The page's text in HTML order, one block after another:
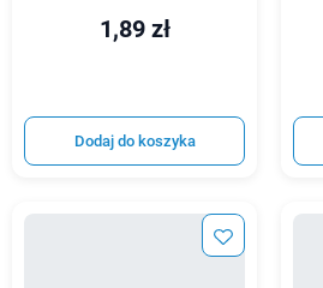
1,89 zł
Dodaj do koszyka